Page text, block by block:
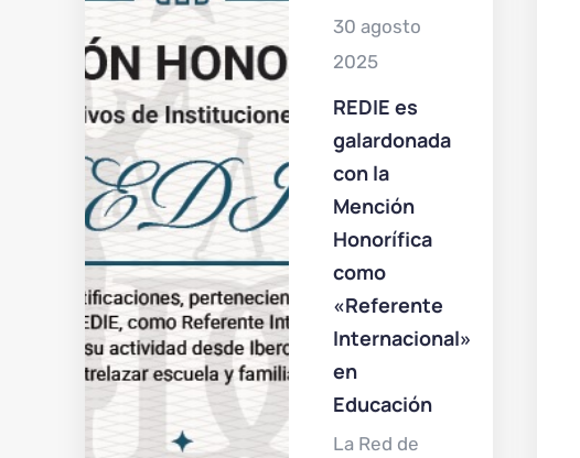
30 agosto
2025
REDIE es
galardonada
con la
Mención
Honorífica
como
«Referente
Internacional»
en
Educación
La Red de